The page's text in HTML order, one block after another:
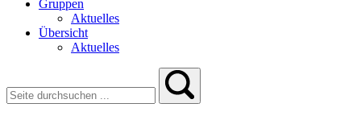
Gruppen
Aktuelles
Übersicht
Aktuelles